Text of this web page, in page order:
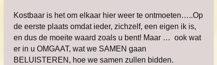
Kostbaar is het om elkaar hier weer te ontmoeten…..Op
de eerste plaats omdat ieder, zichzelf, een eigen ik is,
en dus de moeite waard zoals u bent! Maar … ook wat
er in u OMGAAT, wat we SAMEN gaan
BELUISTEREN, hoe we samen zullen bidden.